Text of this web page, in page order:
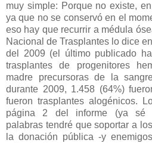
muy simple: Porque no existe,
ya que no se conservó en el
eso hay que recurrir a médula
Nacional de Trasplantes lo dice
del 2009 (el último publicado
trasplantes de progenitores
madre precursoras de la
durante 2009, 1.458 (64%)
fueron trasplantes alogénicos.
página 2 del informe (ya sé
palabras tendré que soportar a
la donación pública -y